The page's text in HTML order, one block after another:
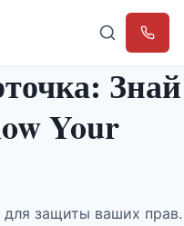
Знай
Your
защиты ваших прав.